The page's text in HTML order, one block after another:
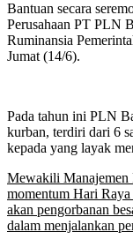
Bantuan secara
Perusahaan PT PLN
Ruminansia
Jumat (14/6).
Pada tahun ini PLN
kurban, terdiri dari 6
kepada yang layak
Mewakili Manajemen
momentum Hari
akan pengorbanan
dalam menjalankan